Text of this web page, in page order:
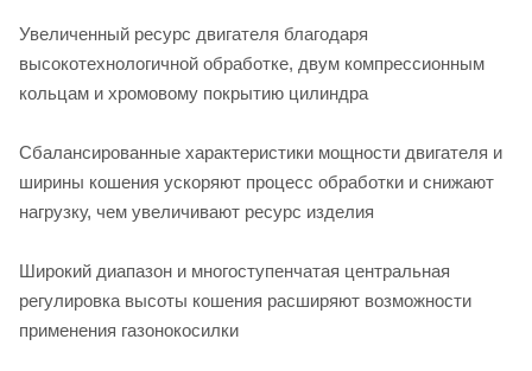
Увеличенный ресурс двигателя благодаря
высокотехнологичной обработке, двум компрессионным
кольцам и хромовому покрытию цилиндра
Сбалансированные характеристики мощности двигателя и
ширины кошения ускоряют процесс обработки и снижают
нагрузку, чем увеличивают ресурс изделия
Широкий диапазон и многоступенчатая центральная
регулировка высоты кошения расширяют возможности
применения газонокосилки